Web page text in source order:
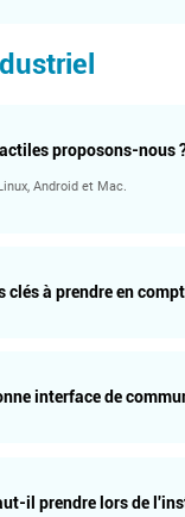
proposons-nous
Android et Mac.
clés à prendre en
interface de
il prendre lors de